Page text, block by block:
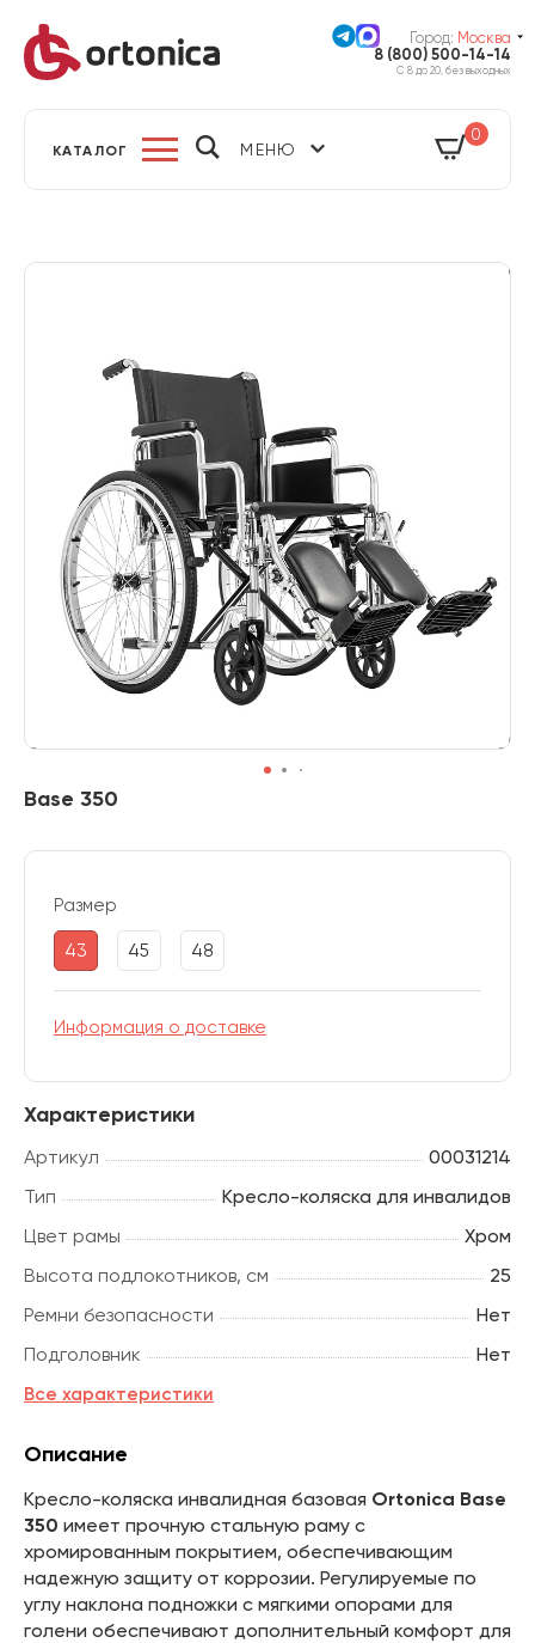
Город: Москва
8 (800) 500-14-14
С 8 до 20, без выходных
КАТАЛОГ МЕНЮ
0
Base 350
Характеристики
Артикул
00031214
Тип
Кресло-коляска для инвалидов
Цвет рамы
Хром
Высота подлокотников, см
25
Ремни безопасности
Нет
Подголовник
Нет
Все характеристики
Размер
43 45 48
Информация о доставке
Описание
Кресло-коляска инвалидная базовая Ortonica Base
350 имеет прочную стальную раму с
хромированным покрытием, обеспечивающим
надежную защиту от коррозии. Регулируемые по
углу наклона подножки с мягкими опорами для
голени обеспечивают дополнительный комфорт для